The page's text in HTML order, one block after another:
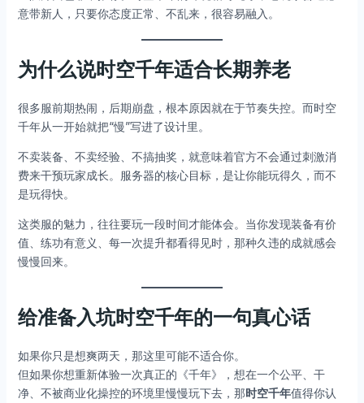
意带新人，只要你态度正常、不乱来，很容易融入。
为什么说时空千年适合长期养老
很多服前期热闹，后期崩盘，根本原因就在于节奏失控。而时空
千年从一开始就把“慢”写进了设计里。
不卖装备、不卖经验、不搞抽奖，就意味着官方不会通过刺激消
费来干预玩家成长。服务器的核心目标，是让你能玩得久，而不
是玩得快。
这类服的魅力，往往要玩一段时间才能体会。当你发现装备有价
值、练功有意义、每一次提升都看得见时，那种久违的成就感会
慢慢回来。
给准备入坑时空千年的一句真心话
如果你只是想爽两天，那这里可能不适合你。
但如果你想重新体验一次真正的《千年》，想在一个公平、干
净、不被商业化操控的环境里慢慢玩下去，那时空千年值得你认